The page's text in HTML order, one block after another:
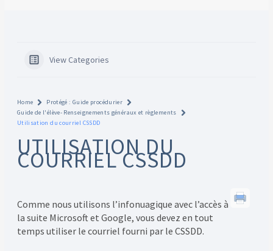
View Categories
Home
Protégé : Guide procédurier
Guide de l'élève- Renseignements généraux et règlements
Utilisation du courriel CSSDD
UTILISATION DU
COURRIEL CSSDD
Comme nous utilisons l’infonuagique avec l’accès à
la suite Microsoft et Google, vous devez en tout
temps utiliser le courriel fourni par le CSSDD.